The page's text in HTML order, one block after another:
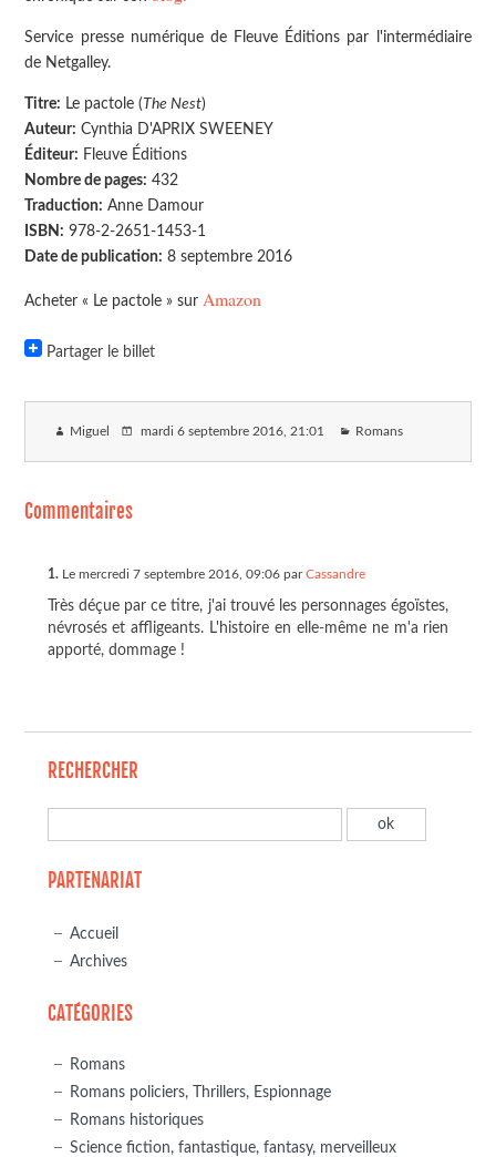
Service presse numérique de Fleuve Éditions par l'intermédiaire
de Netgalley.
Titre: Le pactole (The Nest)
Auteur: Cynthia D'APRIX SWEENEY
Éditeur: Fleuve Éditions
Nombre de pages: 432
Traduction: Anne Damour
ISBN: 978-2-2651-1453-1
Date de publication: 8 septembre 2016
Acheter « Le pactole » sur Amazon
Partager le billet
Miguel mardi 6 septembre 2016 , 21:01 Romans
Commentaires
1.Le mercredi 7 septembre 2016, 09:06 parCassandre
Très déçue par ce titre, j'ai trouvé les personnages égoïstes,
névrosés et affligeants. L'histoire en elle-même ne m'a rien
apporté, dommage !
RECHERCHER
PARTENARIAT
Accueil
Archives
CATÉGORIES
Romans
Romans policiers, Thrillers, Espionnage
Romans historiques
Science fiction, fantastique, fantasy, merveilleux